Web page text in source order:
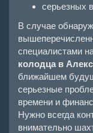
серьезных
В случае
специалистами
колодца в
ближайшем
серьезные
времени и
Нужно всегда
внимательно